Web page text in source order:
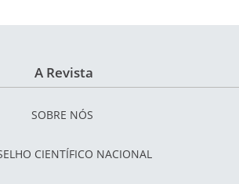
A Revista
SOBRE NÓS
CIENTÍFICO NACIONAL